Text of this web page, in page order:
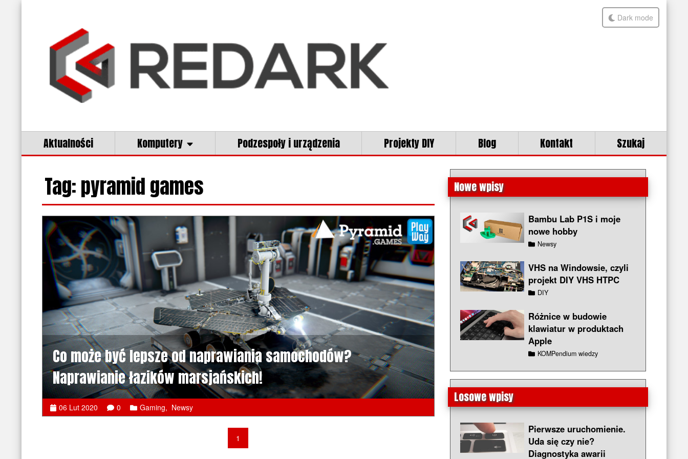
Dark mode
Aktualności Komputery Podzespoły i urządzenia Projekty DIY Blog Kontakt Szukaj
Tag: pyramid games
Co może być lepsze od naprawiania samochodów?
Naprawianie łazików marsjańskich!
06 Lut 2020 0 Gaming, Newsy
1
Nowe wpisy
Bambu Lab P1S i moje
nowe hobby
Newsy
VHS na Windowsie, czyli
projekt DIY VHS HTPC
DIY
Różnice w budowie
klawiatur w produktach
Apple
KOMPendium wiedzy
Losowe wpisy
Pierwsze uruchomienie.
Uda się czy nie?
Diagnostyka awarii